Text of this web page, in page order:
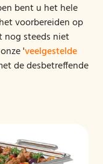
bent u het hele
voorbereiden op
nog steeds niet
'veelgestelde
de desbetreffende